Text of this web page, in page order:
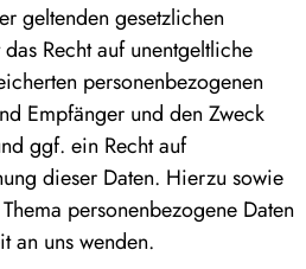
geltenden gesetzlichen
Recht auf unentgeltliche
personenbezogenen
Empfänger und den Zweck
ggf. ein Recht auf
dieser Daten. Hierzu sowie
personenbezogene Daten
an uns wenden.